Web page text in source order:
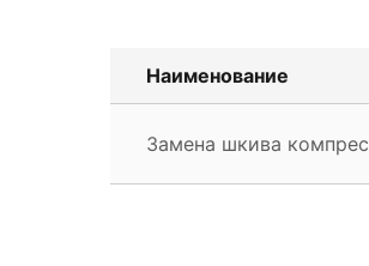
Наименование
Замена шкива